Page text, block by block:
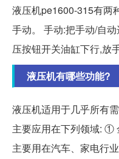
液压机pe1600-315有两
手动。 手动:把手动/自
压按钮开关油缸下行,放
液压机有哪些功能?
液压机适用于几乎所有
主要应用在下列领域: ①
主要用在汽车、家电行